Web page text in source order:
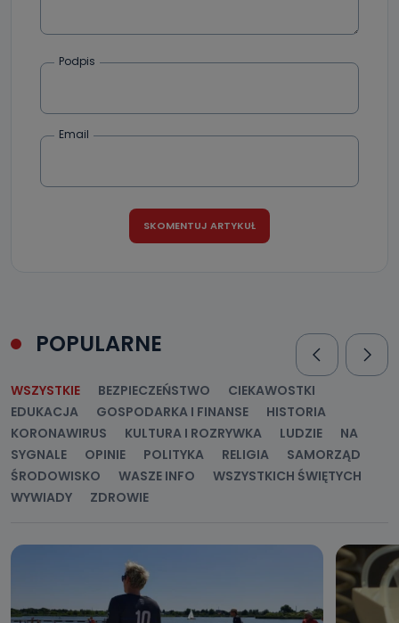
Podpis
Email
POPULARNE
WSZYSTKIE BEZPIECZEŃSTWO
CIEKAWOSTKI
EDUKACJA
GOSPODARKA I FINANSE
HISTORIA
KORONAWIRUS
KULTURA I ROZRYWKA LUDZIE
NA
SYGNALE
OPINIE POLITYKA RELIGIA
SAMORZĄD
ŚRODOWISKO
WASZE INFO
WSZYSTKICH ŚWIĘTYCH
WYWIADY
ZDROWIE